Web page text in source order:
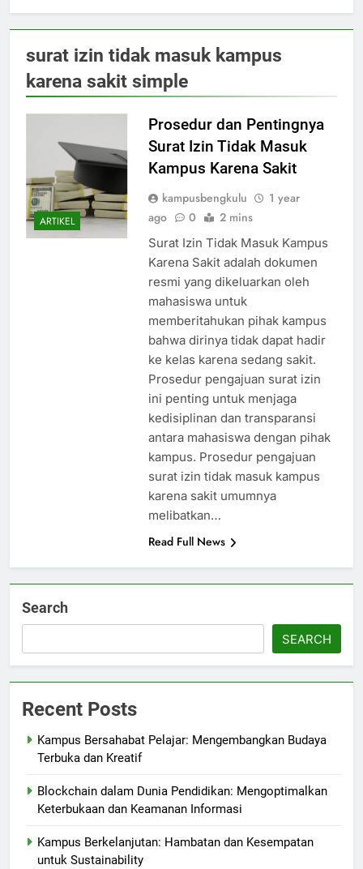
surat izin tidak masuk kampus
karena sakit simple
ARTIKEL
Prosedur dan Pentingnya
Surat Izin Tidak Masuk
Kampus Karena Sakit
kampusbengkulu
1 year
ago
0 2 mins
Surat Izin Tidak Masuk Kampus
Karena Sakit adalah dokumen
resmi yang dikeluarkan oleh
mahasiswa untuk
memberitahukan pihak kampus
bahwa dirinya tidak dapat hadir
ke kelas karena sedang sakit.
Prosedur pengajuan surat izin
ini penting untuk menjaga
kedisiplinan dan transparansi
antara mahasiswa dengan pihak
kampus. Prosedur pengajuan
surat izin tidak masuk kampus
karena sakit umumnya
melibatkan…
Read Full News
Search
SEARCH
Recent Posts
Kampus Bersahabat Pelajar: Mengembangkan Budaya
Terbuka dan Kreatif
Blockchain dalam Dunia Pendidikan: Mengoptimalkan
Keterbukaan dan Keamanan Informasi
Kampus Berkelanjutan: Hambatan dan Kesempatan
untuk Sustainability